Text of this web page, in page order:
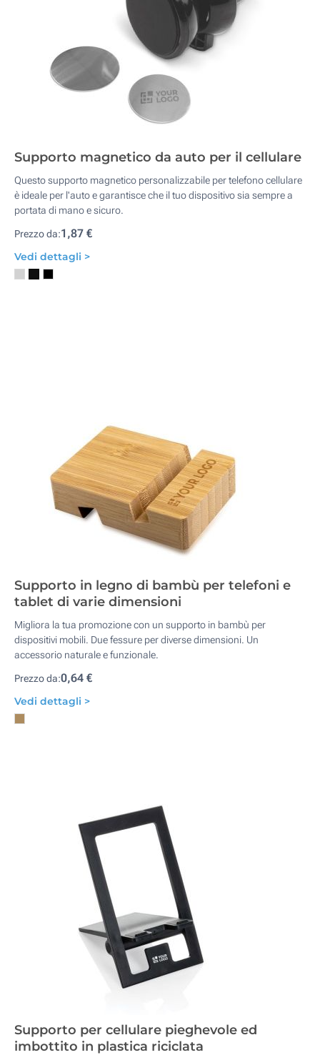
Supporto magnetico da auto per il cellulare
Questo supporto magnetico personalizzabile per telefono cellulare
è ideale per l'auto e garantisce che il tuo dispositivo sia sempre a
portata di mano e sicuro.
Prezzo da:1,87 €
Vedi dettagli >
Supporto in legno di bambù per telefoni e
tablet di varie dimensioni
Migliora la tua promozione con un supporto in bambù per
dispositivi mobili. Due fessure per diverse dimensioni. Un
accessorio naturale e funzionale.
Prezzo da:0,64 €
Vedi dettagli >
Supporto per cellulare pieghevole ed
imbottito in plastica riciclata